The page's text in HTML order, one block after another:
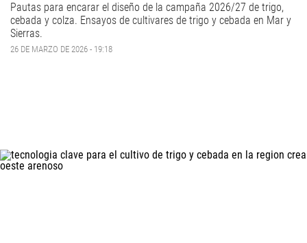
Pautas para encarar el diseño de la campaña 2026/27 de trigo,
cebada y colza. Ensayos de cultivares de trigo y cebada en Mar y
Sierras.
26 DE MARZO DE 2026 - 19:18